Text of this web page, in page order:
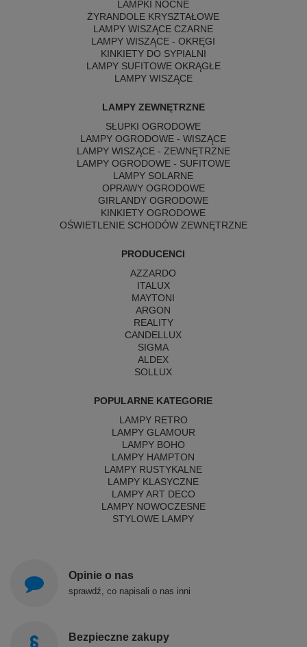
LAMPKI NOCNE
ŻYRANDOLE KRYSZTAŁOWE
LAMPY WISZĄCE CZARNE
LAMPY WISZĄCE - OKRĘGI
KINKIETY DO SYPIALNI
LAMPY SUFITOWE OKRĄGŁE
LAMPY WISZĄCE
LAMPY ZEWNĘTRZNE
SŁUPKI OGRODOWE
LAMPY OGRODOWE - WISZĄCE
LAMPY WISZĄCE - ZEWNĘTRZNE
LAMPY OGRODOWE - SUFITOWE
LAMPY SOLARNE
OPRAWY OGRODOWE
GIRLANDY OGRODOWE
KINKIETY OGRODOWE
OŚWIETLENIE SCHODÓW ZEWNĘTRZNE
PRODUCENCI
AZZARDO
ITALUX
MAYTONI
ARGON
REALITY
CANDELLUX
SIGMA
ALDEX
SOLLUX
POPULARNE KATEGORIE
LAMPY RETRO
LAMPY GLAMOUR
LAMPY BOHO
LAMPY HAMPTON
LAMPY RUSTYKALNE
LAMPY KLASYCZNE
LAMPY ART DECO
LAMPY NOWOCZESNE
STYLOWE LAMPY
Opinie o nas
sprawdź, co napisali o nas inni
Bezpieczne zakupy